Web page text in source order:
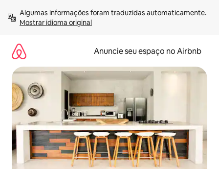
para
Mostrar idioma original
Anuncie seu espaço no Airbnb